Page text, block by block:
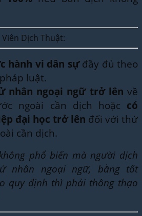
Dịch Thuật:
hành vi dân sựđầy đủ theo
luật.
nhân ngoại ngữ trở lên về
ngoài cần dịch hoặc có
đại học trở lên đối với thứ
cần dịch.
phổ biến mà người dịch
nhân ngoại ngữ, bằng tốt
quy định thì phải thông thạo